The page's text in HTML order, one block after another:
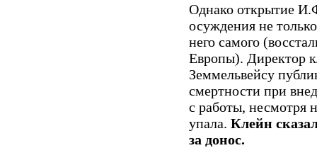
Однако открытие
осуждения не
него самого
Европы). Директор
Земмельвейсу
смертности при
с работы, несмотря
упала. Клейн
за донос.